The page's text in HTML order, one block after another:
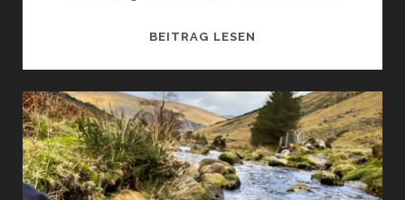
BEITRAG LESEN
GEPÄCK
IN
IRLAND
–
WELCHE